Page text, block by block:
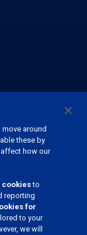
Belgique
around
these by
how our
cookiesto
reporting
for
to your
we will